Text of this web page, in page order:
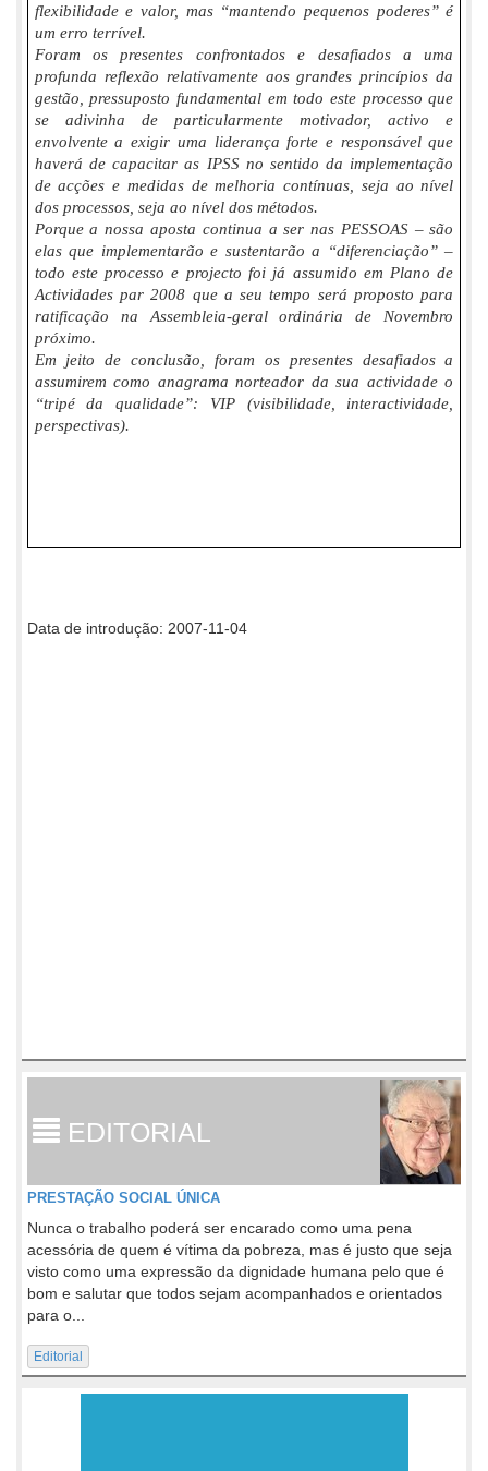
flexibilidade e valor, mas “mantendo pequenos poderes” é
um erro terrível.
Foram os presentes confrontados e desafiados a uma
profunda reflexão relativamente aos grandes princípios da
gestão, pressuposto fundamental em todo este processo que
se adivinha de particularmente motivador, activo e
envolvente a exigir uma liderança forte e responsável que
haverá de capacitar as IPSS no sentido da implementação
de acções e medidas de melhoria contínuas, seja ao nível
dos processos, seja ao nível dos métodos.
Porque a nossa aposta continua a ser nas PESSOAS – são
elas que implementarão e sustentarão a “diferenciação” –
todo este processo e projecto foi já assumido em Plano de
Actividades par 2008 que a seu tempo será proposto para
ratificação na Assembleia-geral ordinária de Novembro
próximo.
Em jeito de conclusão, foram os presentes desafiados a
assumirem como anagrama norteador da sua actividade o
“tripé da qualidade”: VIP (visibilidade, interactividade,
perspectivas).
Data de introdução: 2007-11-04
EDITORIAL
PRESTAÇÃO SOCIAL ÚNICA
Nunca o trabalho poderá ser encarado como uma pena
acessória de quem é vítima da pobreza, mas é justo que seja
visto como uma expressão da dignidade humana pelo que é
bom e salutar que todos sejam acompanhados e orientados
para o...
Editorial